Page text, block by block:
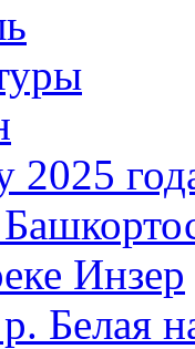
Инзер
Белая